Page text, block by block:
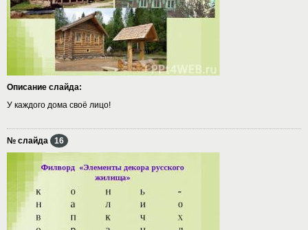
Описание слайда:
У каждого дома своё лицо!
№ слайда 16